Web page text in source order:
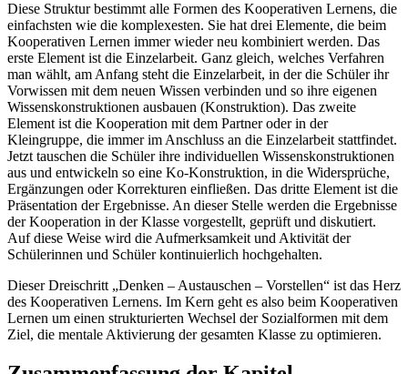
Diese Struktur bestimmt alle Formen des Kooperativen Lernens, die
einfachsten wie die komplexesten. Sie hat drei Elemente, die beim
Kooperativen Lernen immer wieder neu kombiniert werden. Das
erste Element ist die Einzelarbeit. Ganz gleich, welches Verfahren
man wählt, am Anfang steht die Einzelarbeit, in der die Schüler ihr
Vorwissen mit dem neuen Wissen verbinden und so ihre eigenen
Wissenskonstruktionen ausbauen (Konstruktion). Das zweite
Element ist die Kooperation mit dem Partner oder in der
Kleingruppe, die immer im Anschluss an die Einzelarbeit stattfindet.
Jetzt tauschen die Schüler ihre individuellen Wissenskonstruktionen
aus und entwickeln so eine Ko-Konstruktion, in die Widersprüche,
Ergänzungen oder Korrekturen einfließen. Das dritte Element ist die
Präsentation der Ergebnisse. An dieser Stelle werden die Ergebnisse
der Kooperation in der Klasse vorgestellt, geprüft und diskutiert.
Auf diese Weise wird die Aufmerksamkeit und Aktivität der
Schülerinnen und Schüler kontinuierlich hochgehalten.
Dieser Dreischritt „Denken – Austauschen – Vorstellen“ ist das Herz
des Kooperativen Lernens. Im Kern geht es also beim Kooperativen
Lernen um einen strukturierten Wechsel der Sozialformen mit dem
Ziel, die mentale Aktivierung der gesamten Klasse zu optimieren.